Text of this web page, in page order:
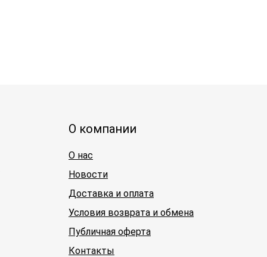
О компании
О нас
Новости
Доставка и оплата
Условия возврата и обмена
Публичная оферта
Контакты